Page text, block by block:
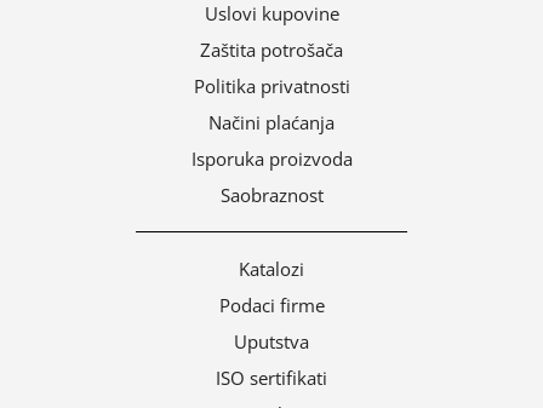
Uslovi kupovine
Zaštita potrošača
Politika privatnosti
Načini plaćanja
Isporuka proizvoda
Saobraznost
Katalozi
Podaci firme
Uputstva
ISO sertifikati